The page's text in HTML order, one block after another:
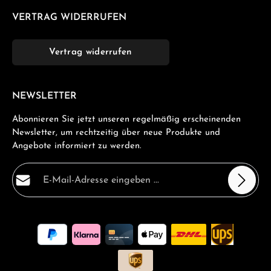
Partner für ein gesünderes und aktiveres Leben. Entdecken Sie alle
VERTRAG WIDERRUFEN
Vertrag widerrufen
NEWSLETTER
Abonnieren Sie jetzt unseren regelmäßig erscheinenden
Newsletter, um rechtzeitig über neue Produkte und
Angebote informiert zu werden.
E-Mail-Adresse*
Ich habe die
Datenschutzbestimmungen
zur Kenntnis
genommen und dieAGBgelesen und bin mit ihnen
Pflichtfelder.